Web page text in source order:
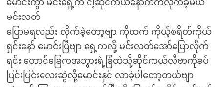
မောင်းကွာ မင်းရှေ့က ငါ့ဆိုင်ကယ်နောက်ကလိုက်ခဲ့မယ်
မင်းလတ်
ပြောမရလည်း လိုက်ခဲ့တော့ဗျာ ကိုထက် ကိုယ့်စရိတ်ကိုယ်
ရှင်းနော် မောင်းပြီဗျာ ရှေ့ကလို့ မင်းလတ်အော်ပြောလိုက်
ရင်း တောင်ခြေကအဘွားရဲ့ခြံထဲသို့ဆိုင်ကယ်လီဗာကိုခပ်
ပြင်းပြင်းလေးဆွဲလို့မောင်းနှင် လာခဲ့ပါတော့တယ်ဗျာ